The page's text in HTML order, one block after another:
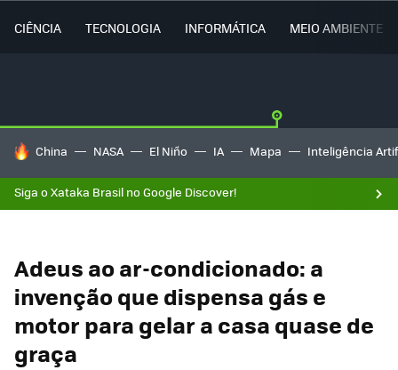
CIÊNCIA TECNOLOGIA INFORMÁTICA MEIO AMBIENTE
TENDÊNCIAS DO DIA
China NASA El Niño IA Mapa Inteligência
Siga o Xataka Brasil no Google Discover!
Adeus ao ar-condicionado: a
invenção que dispensa gás e
motor para gelar a casa quase de
graça